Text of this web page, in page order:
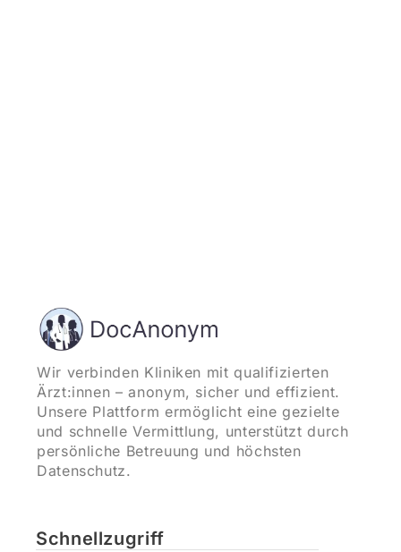
Wir verbinden Kliniken mit qualifizierten
Ärzt:innen – anonym, sicher und effizient.
Unsere Plattform ermöglicht eine gezielte
und schnelle Vermittlung, unterstützt durch
persönliche Betreuung und höchsten
Datenschutz.
Schnellzugriff